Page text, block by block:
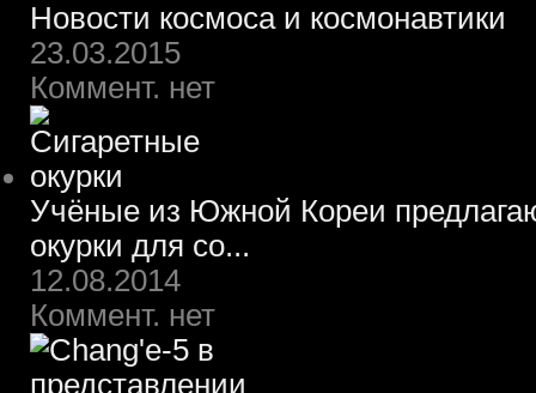
Новости космоса и космонавтики
23.03.2015
Коммент. нет
Учёные из Южной Кореи
окурки для со...
12.08.2014
Коммент. нет